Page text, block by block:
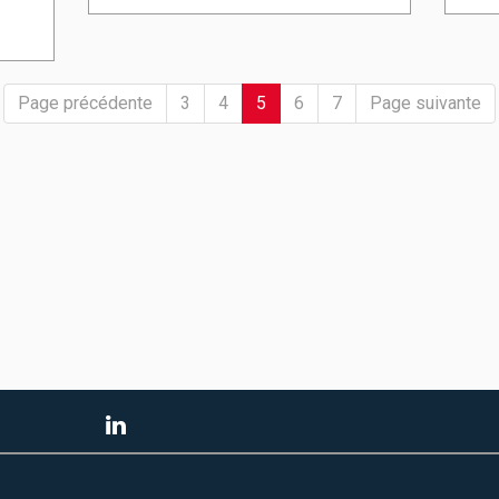
Page précédente 3 4 5 (current)
6 7 Page suivante